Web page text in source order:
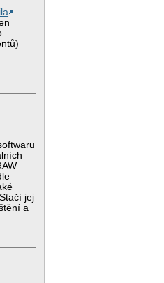
jej
a